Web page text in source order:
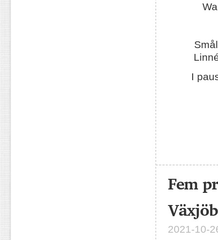
I
Fem
2021-10-